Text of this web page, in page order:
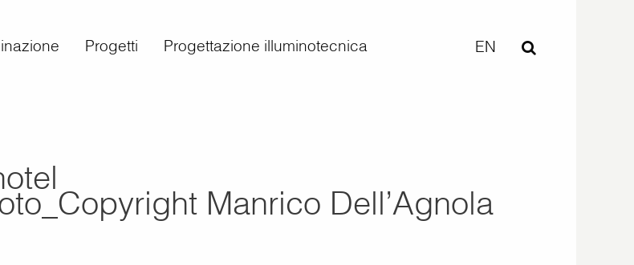
Progetti Progettazione illuminotecnica EN
Manrico Dell’Agnola